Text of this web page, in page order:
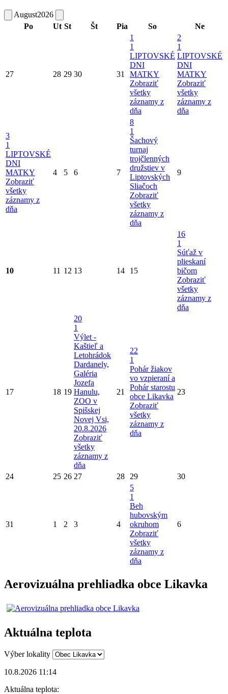
August2026
Po
Ut St Št Pia So Ne
27 28 29 30 31
1
1
LIPTOVSKÉ
DNI
MATKY
Zobraziť
všetky
záznamy z
dňa
2
1
LIPTOVSKÉ
DNI
MATKY
Zobraziť
všetky
záznamy z
dňa
3
1
LIPTOVSKÉ
DNI
MATKY
Zobraziť
všetky
záznamy z
dňa
4 5 6 7
8
1
Šachový
turnaj
trojčlenných
družstiev v
Liptovských
Sliačoch
Zobraziť
všetky
záznamy z
dňa
9
10 11 12 13 14 15
16
1
Súťaž v
plieskaní
bičom
Zobraziť
všetky
záznamy z
dňa
17 18 19
20
1
Výlet -
Kaštieľ a
Letohrádok
Dardanely,
Galéria
Jozefa
Hanulu,
ZOO v
Spišskej
Novej Vsi,
20.8.2026
Zobraziť
všetky
záznamy z
dňa
21
22
1
Pohár žiakov
vo vzpieraní a
Pohár starostu
obce Likavka
Zobraziť
všetky
záznamy z
dňa
23
24 25 26 27 28 29 30
31 1 2 3 4
5
1
Beh
hubovským
okruhom
Zobraziť
všetky
záznamy z
dňa
6
Aerovizuálna prehliadka obce Likavka
Aktuálna teplota
Výber lokality
10.8.2026 11:14
Aktuálna teplota: